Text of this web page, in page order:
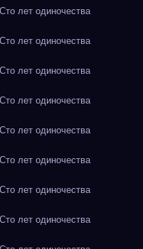
лет одиночества
лет одиночества
лет одиночества
лет одиночества
лет одиночества
лет одиночества
лет одиночества
лет одиночества